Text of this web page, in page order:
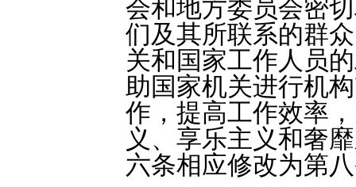
会和地方委员会密
们及其所联系的群
关和国家工作人员
助国家机关进行机
作，提高工作效率
义、享乐主义和奢
六条相应修改为第